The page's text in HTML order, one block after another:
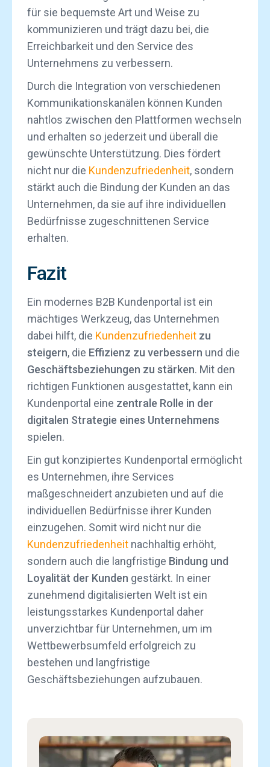
für sie bequemste Art und Weise zu
kommunizieren und trägt dazu bei, die
Erreichbarkeit und den Service des
Unternehmens zu verbessern.
Durch die Integration von verschiedenen
Kommunikationskanälen können Kunden
nahtlos zwischen den Plattformen wechseln
und erhalten so jederzeit und überall die
gewünschte Unterstützung. Dies fördert
nicht nur die Kundenzufriedenheit, sondern
stärkt auch die Bindung der Kunden an das
Unternehmen, da sie auf ihre individuellen
Bedürfnisse zugeschnittenen Service
erhalten.
Fazit
Ein modernes B2B Kundenportal ist ein
mächtiges Werkzeug, das Unternehmen
dabei hilft, die Kundenzufriedenheit zu
steigern, die Effizienz zu verbessern und die
Geschäftsbeziehungen zu stärken. Mit den
richtigen Funktionen ausgestattet, kann ein
Kundenportal eine zentrale Rolle in der
digitalen Strategie eines Unternehmens
spielen.
Ein gut konzipiertes Kundenportal ermöglicht
es Unternehmen, ihre Services
maßgeschneidert anzubieten und auf die
individuellen Bedürfnisse ihrer Kunden
einzugehen. Somit wird nicht nur die
Kundenzufriedenheit nachhaltig erhöht,
sondern auch die langfristige Bindung und
Loyalität der Kunden gestärkt. In einer
zunehmend digitalisierten Welt ist ein
leistungsstarkes Kundenportal daher
unverzichtbar für Unternehmen, um im
Wettbewerbsumfeld erfolgreich zu
bestehen und langfristige
Geschäftsbeziehungen aufzubauen.